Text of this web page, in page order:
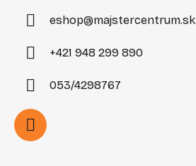
eshop@majstercentrum.sk
+421 948 299 890
053/4298767